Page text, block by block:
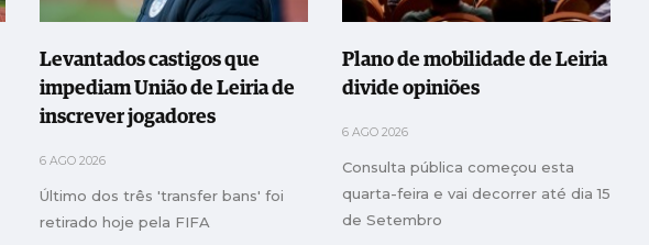
Levantados castigos que
impediam União de Leiria de
inscrever jogadores
6 AGO 2026
Último dos três 'transfer bans' foi
retirado hoje pela FIFA
Plano de mobilidade de Leiria
divide opiniões
6 AGO 2026
Consulta pública começou esta
quarta-feira e vai decorrer até dia 15
de Setembro